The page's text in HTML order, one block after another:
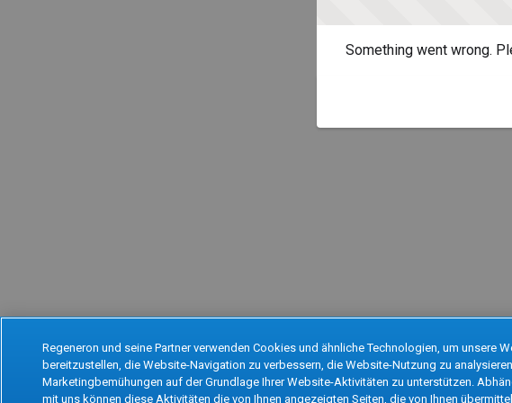
Something went wrong.
Regeneron und seine Partner verwenden Cookies und ähnliche Technologien, um unsere
bereitzustellen, die Website-Navigation zu verbessern, die Website-Nutzung zu
Marketingbemühungen auf der Grundlage Ihrer Website-Aktivitäten zu unterstützen.
mit uns können diese Aktivitäten die von Ihnen angezeigten Seiten, die von Ihnen